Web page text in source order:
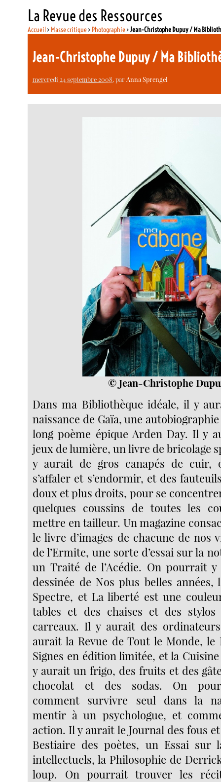
La Revue des Ressources
Accueil> Masse critique> Photographie>Jean-Christophe Dupuy / Ma
Jean-Christophe Dupuy / Ma
mercredi 24 septembre 2008, parAnna Sprengel
© Jean-Christophe
Dans ma Bibliothèque idéale, il y
naissance de Gaïa, une
long poème épique Arden Day. Il y
jeux de lumière, un livre de bricolage
y aurait de gros canapés de cuir,
s’affaler et s’endormir, et des
doux et plus droits, pour se
quelques coussins de toutes les
mettre en tailleur. Un magazine
le livre d’images de chacune de nos
de l’Ermite, une sorte d’essai sur la
un Traité de l’Acédie. On pourrait
dessinée de Nos plus belles
Spectre, et La liberté est une
tables et des chaises et des
carreaux. Il y aurait des
aurait la Revue de Tout le Monde, le
Signes en édition limitée, et la
y aurait un frigo, des fruits et des
chocolat et des sodas. On
comment survivre seul dans la
mentir à un psychologue, et
action. Il y aurait le Journal des fous
Bestiaire des poètes, un Essai sur
intellectuels, la Philosophie de
loup. On pourrait trouver les